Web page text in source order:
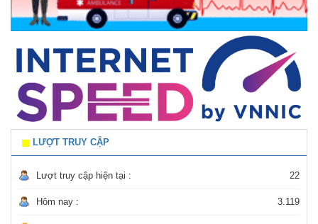
LƯỢT TRUY CẬP
Lượt truy cập hiện tại : 22
Hôm nay : 3.119